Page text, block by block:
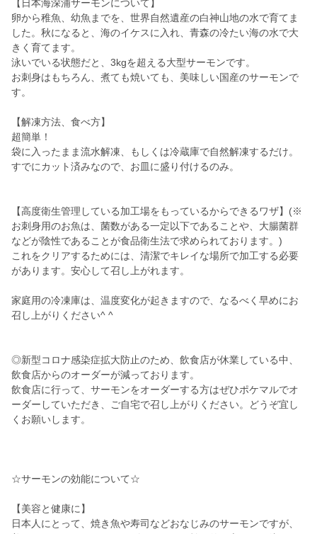
【日本海深浦サーモンについて】
卵から稚魚、幼魚までを、世界自然遺産の白神山地の水で育てま
した。秋になると、海のイケスに入れ、青森の冷たい海の水で大
きく育てます。
泳いでいる状態だと、3kgを超える大型サーモンです。
お刺身はもちろん、煮ても焼いても、美味しい国産のサーモンで
す。
【解凍方法、食べ方】
超簡単！
袋に入ったまま流水解凍、もしくは冷蔵庫で自然解凍するだけ。
すでにカット済みなので、お皿に盛り付けるのみ。
【高度衛生管理している加工場をもっているからできるワザ】(※
お刺身用のお魚は、菌数がある一定以下であることや、大腸菌群
などが陰性であることが食品衛生法で求められております。)
これをクリアするためには、清潔でキレイな場所で加工する必要
があります。安心して召し上がれます。
家庭用の冷凍庫は、温度変化が起きますので、なるべく早めにお
召し上がりください^ ^
◎新型コロナ感染症拡大防止のため、飲食店が休業している中、
飲食店からのオーダーが減っております。
飲食店に行って、サーモンをオーダーする方はぜひポケマルでオ
ーダーしていただき、ご自宅で召し上がりください。どうぞ宜し
くお願いします。
☆サーモンの効能について☆
【美容と健康に】
日本人にとって、焼き魚や寿司などおなじみのサーモンですが、